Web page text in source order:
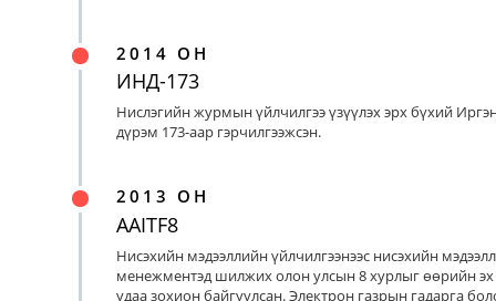
2014 ОН
ИНД-173
Нислэгийн журмын үйлчилгээ үзүүлэх эрх бүхий
дүрэм 173-аар гэрчилгээжсэн.
2013 ОН
AAITF8
Нисэхийн мэдээллийн үйлчилгээнээс нисэхийн
менежментэд шилжих олон улсын 8 хурлыг өөрийн
удаа зохион байгуулсан. Электрон газрын гадарга